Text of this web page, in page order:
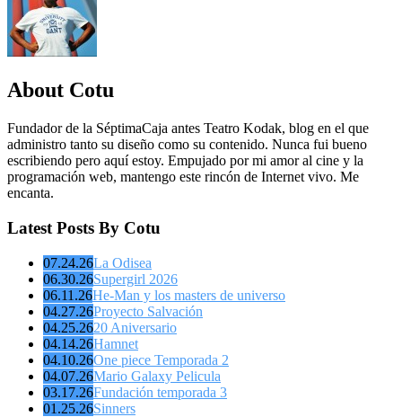
About Cotu
Fundador de la SéptimaCaja antes Teatro Kodak, blog en el que
administro tanto su diseño como su contenido. Nunca fui bueno
escribiendo pero aquí estoy. Empujado por mi amor al cine y la
programación web, mantengo este rincón de Internet vivo. Me
encanta.
Latest Posts By Cotu
07.24.26La Odisea
06.30.26Supergirl 2026
06.11.26He-Man y los masters de universo
04.27.26Proyecto Salvación
04.25.2620 Aniversario
04.14.26Hamnet
04.10.26One piece Temporada 2
04.07.26Mario Galaxy Pelicula
03.17.26Fundación temporada 3
01.25.26Sinners